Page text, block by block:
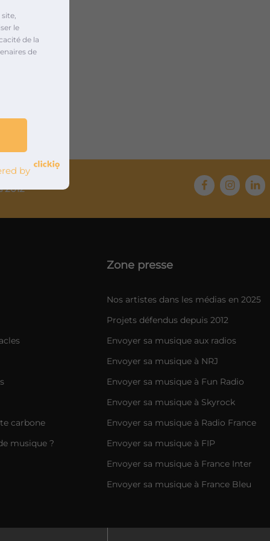
carbone
musique ?
Zone presse
Nos artistes dans les médias en 2025
Projets défendus depuis 2012
Envoyer sa musique aux radios
Envoyer sa musique à NRJ
Envoyer sa musique à Fun Radio
Envoyer sa musique à Skyrock
Envoyer sa musique à Radio France
Envoyer sa musique à FIP
Envoyer sa musique à France Inter
Envoyer sa musique à France Bleu
le
de la
de
by